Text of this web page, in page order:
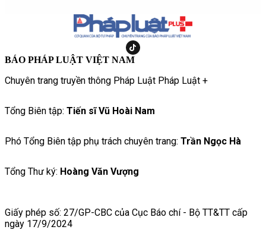
BÁO PHÁP LUẬT VIỆT NAM
Chuyên trang truyền thông Pháp Luật Pháp Luật +
Tổng Biên tập: Tiến sĩ Vũ Hoài Nam
Phó Tổng Biên tập phụ trách chuyên trang: Trần Ngọc Hà
Tổng Thư ký: Hoàng Văn Vượng
Giấy phép số: 27/GP-CBC của Cục Báo chí - Bộ TT&TT cấp
ngày 17/9/2024